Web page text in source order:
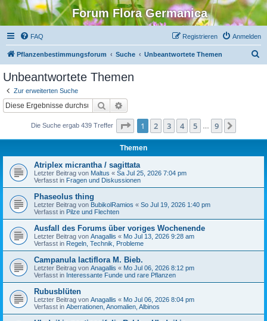
Forum Flora Germanica
FAQ Anmelden
Registrieren
Pflanzenbestimmungsforum Suche Unbeantwortete Themen
Unbeantwortete Themen
Zur erweiterten Suche
Suche
Die Suche ergab 439 Treffer Seite 1von
1 2 3 4 5 9
Themen
Atriplex micrantha / sagittata
Letzter Beitrag von Maltus « Sa Jul 25, 2026 7:04 pm
Verfasst in Fragen und Diskussionen
Phaseolus thing
Letzter Beitrag von BubikolRamios « So Jul 19, 2026 1:40 pm
Verfasst in Pilze und Flechten
Ausfall des Forums über voriges Wochenende
Letzter Beitrag von Anagallis « Mo Jul 13, 2026 9:28 am
Verfasst in Regeln, Technik, Probleme
Campanula lactiflora M. Bieb.
Letzter Beitrag von Anagallis « Mo Jul 06, 2026 8:12 pm
Verfasst in Interessante Funde und rare Pflanzen
Rubusblüten
Letzter Beitrag von Anagallis « Mo Jul 06, 2026 8:04 pm
Verfasst in Aberrationen, Anomalien, Albinos